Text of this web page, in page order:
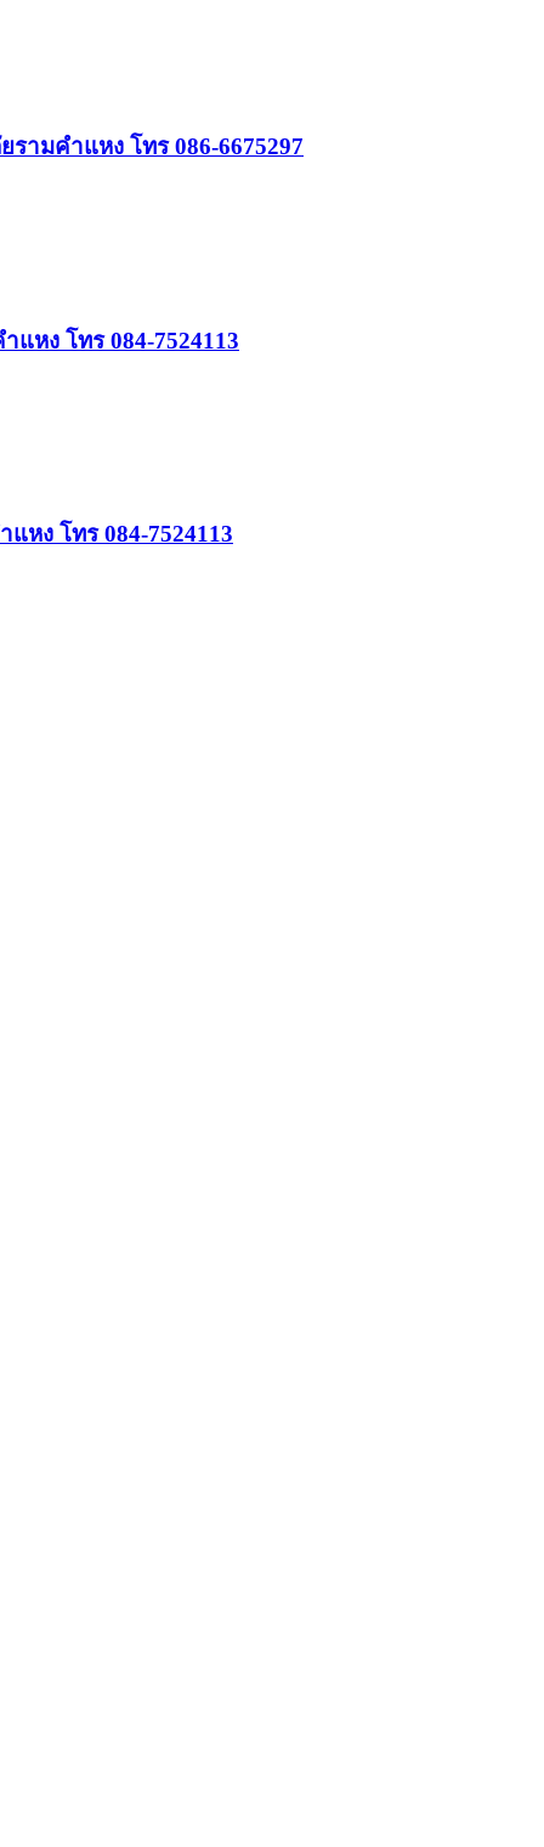
ามคำแหง โทร 086-6675297
หง โทร 084-7524113
หง โทร 084-7524113